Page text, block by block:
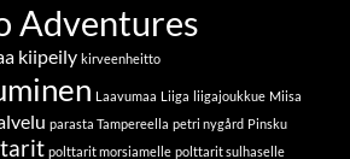
Adventures
kiipeily kirveenheitto
Laavumaa Liiga liigajoukkue Miisa
parasta Tampereella petri nygård Pinsku
polttarit morsiamelle polttarit sulhaselle